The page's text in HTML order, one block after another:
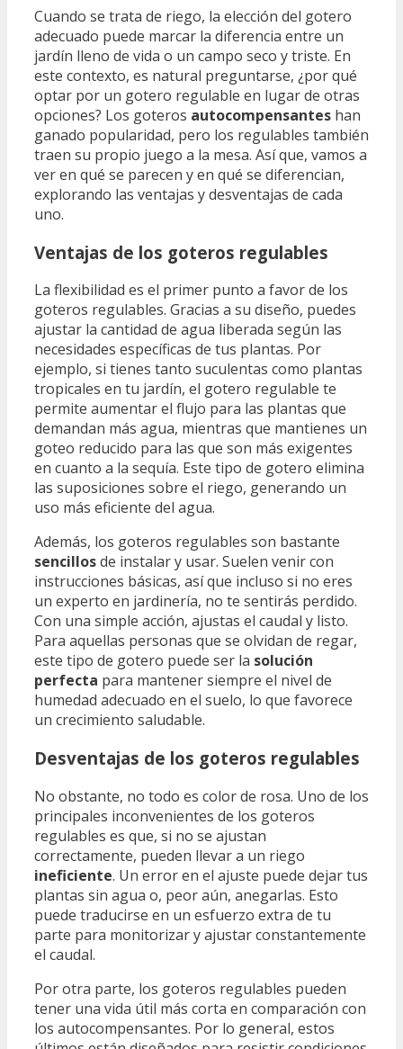
Cuando se trata de riego, la elección del gotero
adecuado puede marcar la diferencia entre un
jardín lleno de vida o un campo seco y triste. En
este contexto, es natural preguntarse, ¿por qué
optar por un gotero regulable en lugar de otras
opciones? Los goteros autocompensantes han
ganado popularidad, pero los regulables también
traen su propio juego a la mesa. Así que, vamos a
ver en qué se parecen y en qué se diferencian,
explorando las ventajas y desventajas de cada
uno.
Ventajas de los goteros regulables
La flexibilidad es el primer punto a favor de los
goteros regulables. Gracias a su diseño, puedes
ajustar la cantidad de agua liberada según las
necesidades específicas de tus plantas. Por
ejemplo, si tienes tanto suculentas como plantas
tropicales en tu jardín, el gotero regulable te
permite aumentar el flujo para las plantas que
demandan más agua, mientras que mantienes un
goteo reducido para las que son más exigentes
en cuanto a la sequía. Este tipo de gotero elimina
las suposiciones sobre el riego, generando un
uso más eficiente del agua.
Además, los goteros regulables son bastante
sencillosde instalar y usar. Suelen venir con
instrucciones básicas, así que incluso si no eres
un experto en jardinería, no te sentirás perdido.
Con una simple acción, ajustas el caudal y listo.
Para aquellas personas que se olvidan de regar,
este tipo de gotero puede ser la solución
perfecta para mantener siempre el nivel de
humedad adecuado en el suelo, lo que favorece
un crecimiento saludable.
Desventajas de los goteros regulables
No obstante, no todo es color de rosa. Uno de los
principales inconvenientes de los goteros
regulables es que, si no se ajustan
correctamente, pueden llevar a un riego
ineficiente. Un error en el ajuste puede dejar tus
plantas sin agua o, peor aún, anegarlas. Esto
puede traducirse en un esfuerzo extra de tu
parte para monitorizar y ajustar constantemente
el caudal.
Por otra parte, los goteros regulables pueden
tener una vida útil más corta en comparación con
los autocompensantes. Por lo general, estos